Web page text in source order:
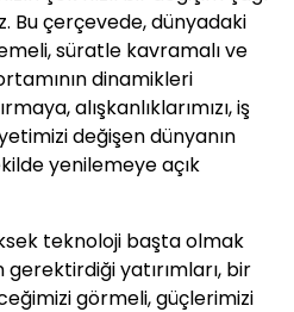
Bu çerçevede, dünyadaki
süratle kavramalı ve
dinamikleri
alışkanlıklarımızı, iş
değişen dünyanın
yenilemeye açık
teknoloji başta olmak
yatırımları, bir
görmeli, güçlerimizi